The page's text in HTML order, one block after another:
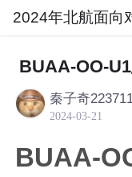
社区 2024年北
BUAA-OO-
秦子奇
2024-03-21
BUAA-